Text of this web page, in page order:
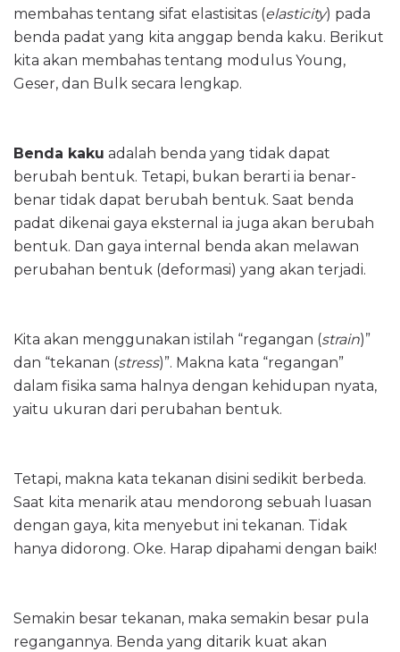
membahas tentang sifat elastisitas (elasticity) pada
benda padat yang kita anggap benda kaku. Berikut
kita akan membahas tentang modulus Young,
Geser, dan Bulk secara lengkap.
Benda kaku adalah benda yang tidak dapat
berubah bentuk. Tetapi, bukan berarti ia benar-
benar tidak dapat berubah bentuk. Saat benda
padat dikenai gaya eksternal ia juga akan berubah
bentuk. Dan gaya internal benda akan melawan
perubahan bentuk (deformasi) yang akan terjadi.
Kita akan menggunakan istilah “regangan (strain)”
dan “tekanan (stress)”. Makna kata “regangan”
dalam fisika sama halnya dengan kehidupan nyata,
yaitu ukuran dari perubahan bentuk.
Tetapi, makna kata tekanan disini sedikit berbeda.
Saat kita menarik atau mendorong sebuah luasan
dengan gaya, kita menyebut ini tekanan. Tidak
hanya didorong. Oke. Harap dipahami dengan baik!
Semakin besar tekanan, maka semakin besar pula
regangannya. Benda yang ditarik kuat akan